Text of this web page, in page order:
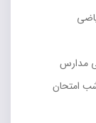
مدارس
امتحان